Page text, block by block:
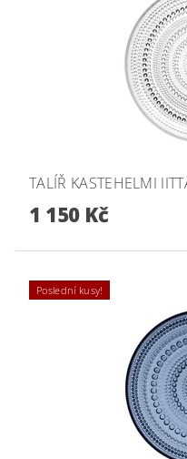
TALÍŘ KASTEHELMI
1 150 Kč
Poslední kusy!